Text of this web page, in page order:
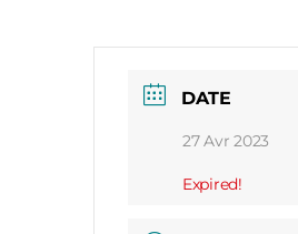
DATE
27 Avr 2023
Expired!